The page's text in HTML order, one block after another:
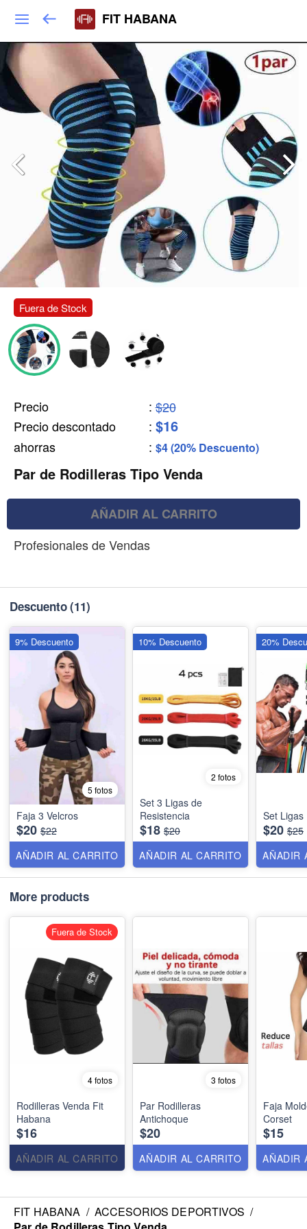
FIT HABANA
Fuera de Stock
Precio : $20
Precio descontado
: $16
ahorras : $4 (20% Descuento)
Par de Rodilleras Tipo Venda
AÑADIR AL CARRITO
Profesionales de Vendas
Descuento(11)
5 fotos
Faja 3 Velcros
$20 $22
AÑADIR AL CARRITO
9% Descuento
2 fotos
Set 3 Ligas de
Resistencia
$18 $20
AÑADIR AL CARRITO
10% Descuento
Set Ligas
$20 $25
AÑADIR
20%
More products
4 fotos
Rodilleras Venda Fit
Habana
$16
AÑADIR AL CARRITO
Fuera de Stock
3 fotos
Par Rodilleras
Antichoque
$20
AÑADIR AL CARRITO
Faja
Corset
$15
AÑADIR
FIT HABANA / ACCESORIOS DEPORTIVOS /